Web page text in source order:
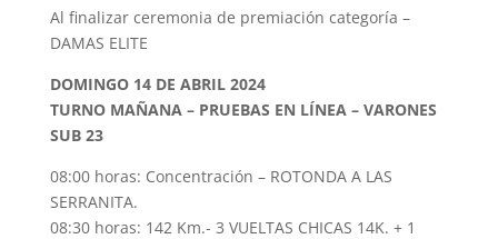
Al finalizar ceremonia de premiación categoría –
DAMAS ELITE
DOMINGO 14 DE ABRIL 2024
TURNO MAÑANA – PRUEBAS EN LÍNEA – VARONES
SUB 23
08:00 horas: Concentración – ROTONDA A LAS
SERRANITA.
08:30 horas: 142 Km.- 3 VUELTAS CHICAS 14K. + 1